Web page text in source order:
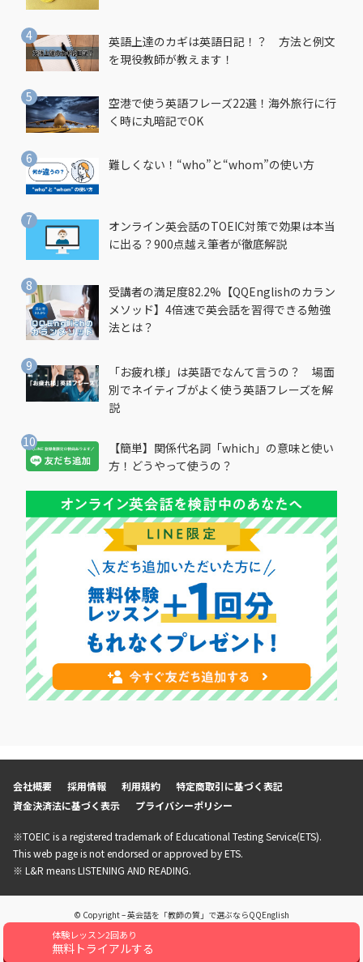
体験レッスン2回あり
無料トライアルする
英語上達のカギは英語日記！？ 方法と例文
を現役教師が教えます！
空港で使う英語フレーズ22選！海外旅行に行
く時に丸暗記でOK
難しくない！“who”と“whom”の使い方
オンライン英会話のTOEIC対策で効果は本当
に出る？900点越え筆者が徹底解説
受講者の満足度82.2%【QQEnglishのカラン
メソッド】4倍速で英会話を習得できる勉強
法とは？
「お疲れ様」は英語でなんて言うの？ 場面
別でネイティブがよく使う英語フレーズを解
説
【簡単】関係代名詞「which」の意味と使い
方！どうやって使うの？
会社概要 採用情報 利用規約
特定商取引に基づく表記
資金決済法に基づく表示
プライバシーポリシー
※TOEIC is a registered trademark of Educational Testing Service(ETS).
This web page is not endorsed or approved by ETS.
※ L&R means LISTENING AND READING.
© Copyright – 英会話を「教師の質」で選ぶならQQEnglish